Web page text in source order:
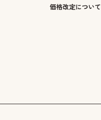
価格改定について